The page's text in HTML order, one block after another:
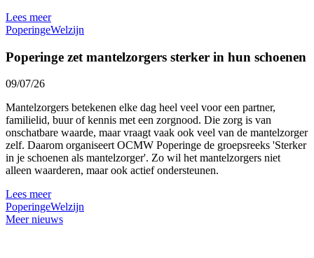
Lees meer
PoperingeWelzijn
Poperinge zet mantelzorgers sterker in hun schoenen
09/07/26
Mantelzorgers betekenen elke dag heel veel voor een partner,
familielid, buur of kennis met een zorgnood. Die zorg is van
onschatbare waarde, maar vraagt vaak ook veel van de mantelzorger
zelf. Daarom organiseert OCMW Poperinge de groepsreeks 'Sterker
in je schoenen als mantelzorger'. Zo wil het mantelzorgers niet
alleen waarderen, maar ook actief ondersteunen.
Lees meer
PoperingeWelzijn
Meer nieuws